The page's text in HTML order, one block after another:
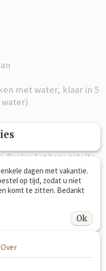
met water, klaar in 5
bij
Dankzij het hoge gehalte
ze het rantsoen met
Past zeker ook goed in
gemengd met
geeft een
en de Myo Protein
dagen met vakantie.
op tijd, zodat u niet
komt te zitten. Bedankt
Ok
Over